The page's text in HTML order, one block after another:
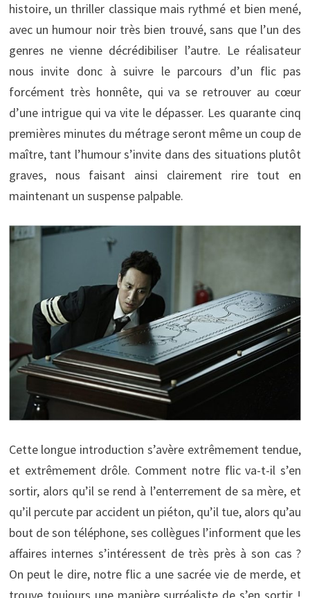
histoire, un thriller classique mais rythmé et bien mené,
avec un humour noir très bien trouvé, sans que l’un des
genres ne vienne décrédibiliser l’autre. Le réalisateur
nous invite donc à suivre le parcours d’un flic pas
forcément très honnête, qui va se retrouver au cœur
d’une intrigue qui va vite le dépasser. Les quarante cinq
premières minutes du métrage seront même un coup de
maître, tant l’humour s’invite dans des situations plutôt
graves, nous faisant ainsi clairement rire tout en
maintenant un suspense palpable.
Cette longue introduction s’avère extrêmement tendue,
et extrêmement drôle. Comment notre flic va-t-il s’en
sortir, alors qu’il se rend à l’enterrement de sa mère, et
qu’il percute par accident un piéton, qu’il tue, alors qu’au
bout de son téléphone, ses collègues l’informent que les
affaires internes s’intéressent de très près à son cas ?
On peut le dire, notre flic a une sacrée vie de merde, et